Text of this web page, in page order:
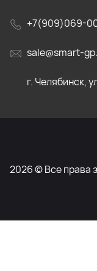
+7(909)069-
sale@smart-
г. Челябинск,
2026 © Все права